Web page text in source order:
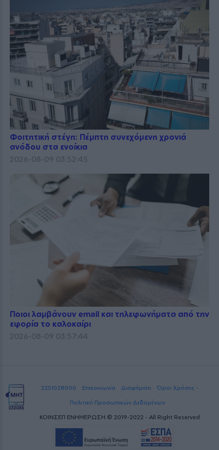
Φοιτητική στέγη: Πέμπτη συνεχόμενη χρονιά
ανόδου στα ενοίκια
2026-08-09 03:52:45
Ποιοι λαμβάνουν email και τηλεφωνήματα από την
εφορία το καλοκαίρι
2026-08-09 03:57:44
2251028000 Επικοινωνία Διαφήμιση
Όροι Χρήσης -
Πολιτική Προσωπικών Δεδομένων
ΚΟΙΝΣΕΠ ΕΝΗΜΕΡΩΣΗ © 2019-2022 - All Right Reserved